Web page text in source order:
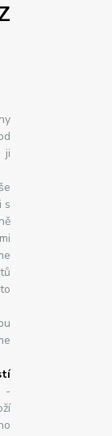
ji
s
-